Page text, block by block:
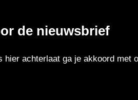
de nieuwsbrief
hier achterlaat ga je akkoord met